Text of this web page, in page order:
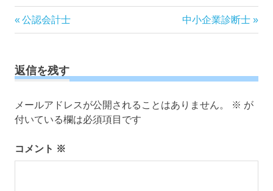
投
稿
ビ
ゲ
ー
シ
ン
前
の
事:
公認会計士
次
の
中小企業診断士
返信を残す
メールアドレスが公開されることはありません。 ※ が
付いている欄は必須項目です
コメント ※